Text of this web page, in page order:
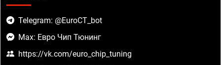
Telegram: @EuroCT_bot
Max: Евро Чип Тюнинг
https://vk.com/euro_chip_tuning